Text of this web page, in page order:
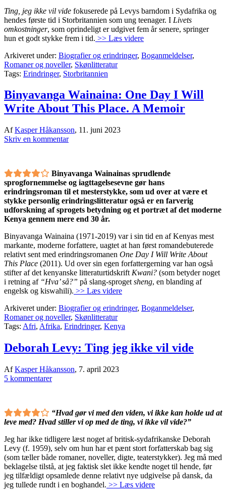
Ting, jeg ikke vil vide fokuserede på Levys barndom i Sydafrika og
hendes første tid i Storbritannien som ung teenager. I Livets
omkostninger, som oprindeligt er udgivet fem år senere, springer
hun et godt stykke frem i tid. >> Læs videre
Arkiveret under: Biografier og erindringer, Boganmeldelser,
Romaner og noveller, Skønlitteratur
Tags: Erindringer, Storbritannien
Binyavanga Wainaina: One Day I Will
Write About This Place. A Memoir
AfKasper Håkansson, 11. juni 2023
Skriv en kommentar
Binyavanga Wainainas sprudlende
sprogfornemmelse og iagttagelsesevne gør hans
erindringsroman til et mesterstykke, som ud over at være et
stykke personlig erindringslitteratur også er en farverig
udforskning af sprogets betydning og et portræt af det moderne
Kenya gennem mere end 30 år.
Binyavanga Wainaina (1971-2019) var i sin tid en af Kenyas mest
markante, moderne forfattere, uagtet at han først romandebuterede
relativt sent med erindringsromanen One Day I Will Write About
This Place (2011). Ud over sin egen forfattergerning var han også
stifter af det kenyanske litteraturtidskrift Kwani? (som betyder noget
i retning af “Hva’ så?” på slang-sproget sheng, en blanding af
engelsk og kiswahili). >> Læs videre
Arkiveret under: Biografier og erindringer, Boganmeldelser,
Romaner og noveller, Skønlitteratur
Tags: Afri, Afrika, Erindringer, Kenya
Deborah Levy: Ting jeg ikke vil vide
AfKasper Håkansson, 7. april 2023
5 kommentarer
“Hvad gør vi med den viden, vi ikke kan holde ud at
leve med? Hvad stiller vi op med de ting, vi ikke vil vide?”
Jeg har ikke tidligere læst noget af britisk-sydafrikanske Deborah
Levy (f. 1959), selv om hun har et pænt stort forfatterskab bag sig
(som tæller både romaner, noveller, digte, teaterstykker). Jeg må med
beklagelse tilstå, at jeg faktisk slet ikke kendte noget til hende, før
jeg tilfældigt opsamlede denne relativt nye udgivelse på dansk, da
jeg tullede rundt i en boghandel. >> Læs videre